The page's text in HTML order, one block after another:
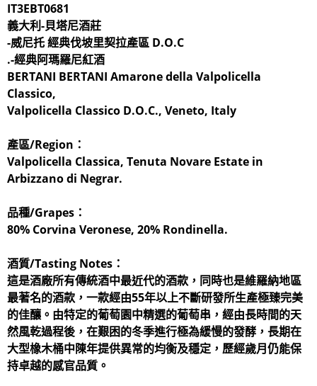
IT3EBT0681
義大利-貝塔尼酒莊
-威尼托 經典伐坡里契拉產區 D.O.C
.-經典阿瑪羅尼紅酒
BERTANI BERTANI Amarone della Valpolicella
Classico,
Valpolicella Classico D.O.C., Veneto, Italy
產區/Region：
Valpolicella Classica, Tenuta Novare Estate in
Arbizzano di Negrar.
品種/Grapes：
80% Corvina Veronese, 20% Rondinella.
酒質/Tasting Notes：
這是酒廠所有傳統酒中最近代的酒款，同時也是維羅納地區
最著名的酒款，一款經由55年以上不斷研發所生產極臻完美
的佳釀。由特定的葡萄園中精選的葡萄串，經由長時間的天
然風乾過程後，在艱困的冬季進行極為緩慢的發酵，長期在
大型橡木桶中陳年提供異常的均衡及穩定，歷經歲月仍能保
持卓越的感官品質。